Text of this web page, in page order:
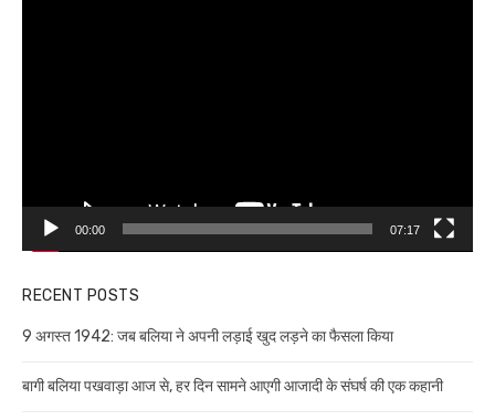
00:00 07:17
RECENT POSTS
9 अगस्त 1942: जब बलिया ने अपनी लड़ाई खुद लड़ने का फैसला किया
बागी बलिया पखवाड़ा आज से, हर दिन सामने आएगी आजादी के संघर्ष की एक कहानी